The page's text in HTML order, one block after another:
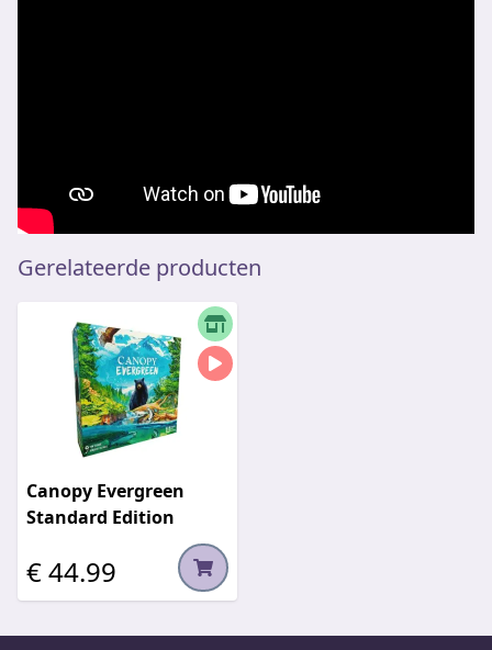
Gerelateerde producten
Canopy Evergreen
Standard Edition
€ 44.99